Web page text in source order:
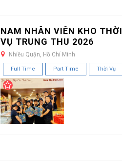
NAM NHÂN VIÊN KHO THỜI
VỤ TRUNG THU 2026
Nhiều Quận, Hồ Chí Minh
Full Time Part Time Thời Vụ